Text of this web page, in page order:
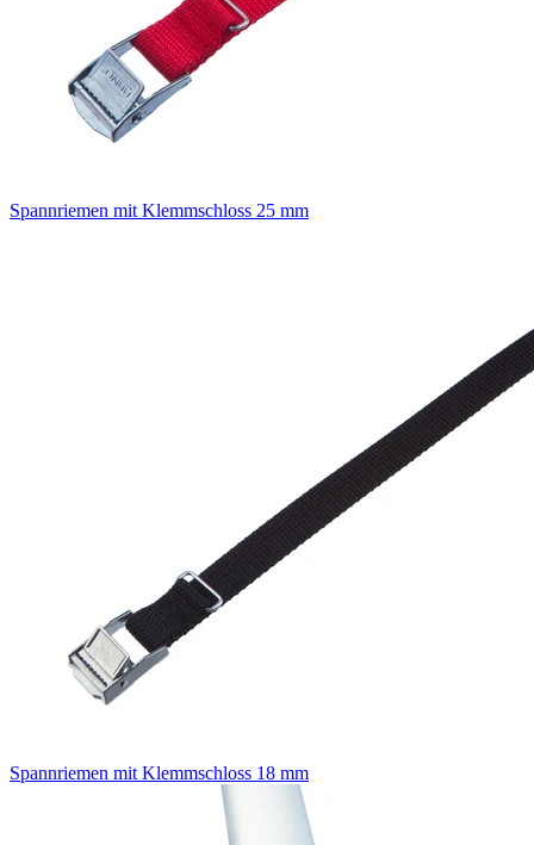
Spannriemen mit Klemmschloss 25 mm
Spannriemen mit Klemmschloss 18 mm